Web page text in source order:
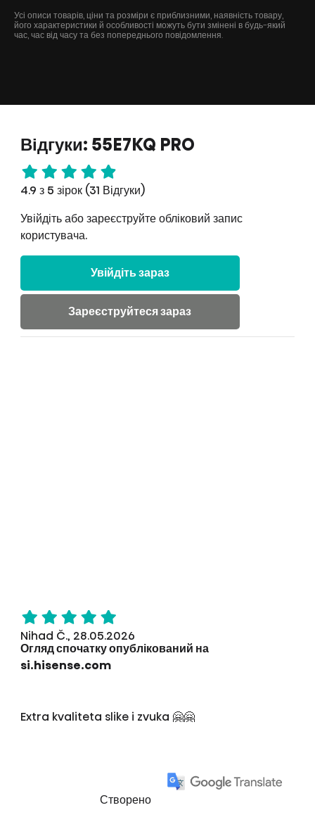
Усі описи товарів, ціни та розміри є приблизними, наявність товару,
його характеристики й особливості можуть бути змінені в будь-який
час, час від часу та без попереднього повідомлення.
Відгуки: 55E7KQ PRO
4.9 з 5 зірок (31 Відгуки)
Увійдіть або зареєструйте обліковий запис
користувача.
Увійдіть зараз
Зареєструйтеся зараз
Nihad Č., 28.05.2026
Огляд спочатку опублікований на
si.hisense.com
Extra kvaliteta slike i zvuka 🤗🤗
Створено